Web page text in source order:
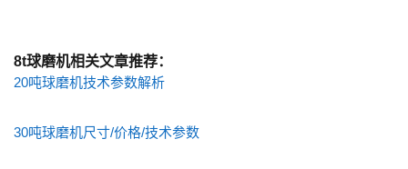
8t球磨机相关文章推荐：
20吨球磨机技术参数解析
30吨球磨机尺寸/价格/技术参数